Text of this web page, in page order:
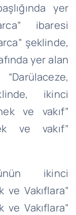
yer
ibaresi
şeklinde,
yer alan
ikinci
ve vakıf”
ve vakıf”
ikinci
ve Vakıflara”
Vakıflara”